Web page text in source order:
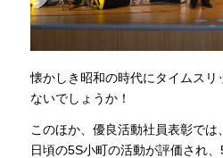
懐かしき昭和の時代にタイムスリ
ないでしょうか！
このほか、優良活動社員表彰では、
日頃の5S小町の活動が評価され